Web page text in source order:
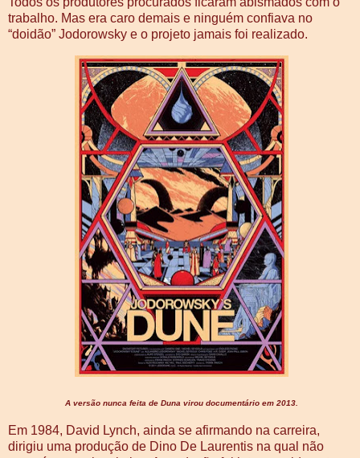
trabalho. Mas era caro demais e ninguém confiava no
“doidão” Jodorowsky e o projeto jamais foi realizado.
A versão nunca feita de Duna virou documentário em 2013.
Em 1984, David Lynch, ainda se afirmando na carreira,
dirigiu uma produção de Dino De Laurentis na qual não